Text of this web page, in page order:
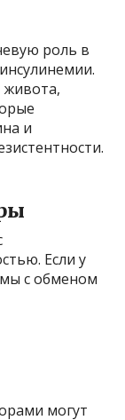
роль в
живота,
и
Если у
с обменом
могут